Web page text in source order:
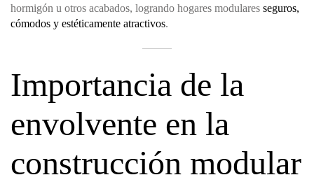
hormigón u otros acabados, logrando hogares modulares seguros,
cómodos y estéticamente atractivos.
Importancia de la
envolvente en la
construcción modular